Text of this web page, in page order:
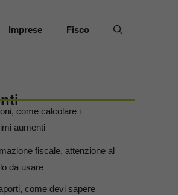
Imprese Fisco
come calcolare i
aumenti
fiscale, attenzione al
da usare
come devi sapere